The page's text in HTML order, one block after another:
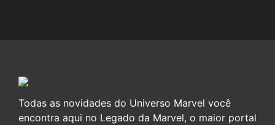
Todas as novidades do Universo Marvel você
encontra aqui no Legado da Marvel, o maior portal